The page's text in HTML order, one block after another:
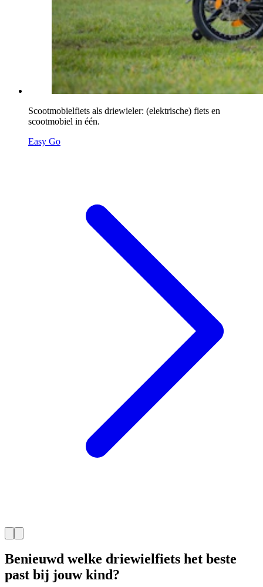
Scootmobielfiets als driewieler: (elektrische) fiets en
scootmobiel in één.
Easy Go
Benieuwd welke driewielfiets het beste
past bij jouw kind?